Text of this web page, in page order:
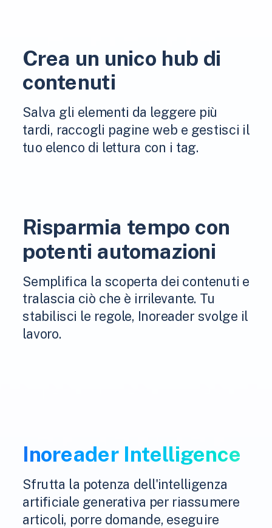
Crea un unico hub di
contenuti
Salva gli elementi da leggere più
tardi, raccogli pagine web e gestisci il
tuo elenco di lettura con i tag.
Risparmia tempo con
potenti automazioni
Semplifica la scoperta dei contenuti e
tralascia ciò che è irrilevante. Tu
stabilisci le regole, Inoreader svolge il
lavoro.
Inoreader Intelligence
Sfrutta la potenza dell'intelligenza
artificiale generativa per riassumere
articoli, porre domande, eseguire